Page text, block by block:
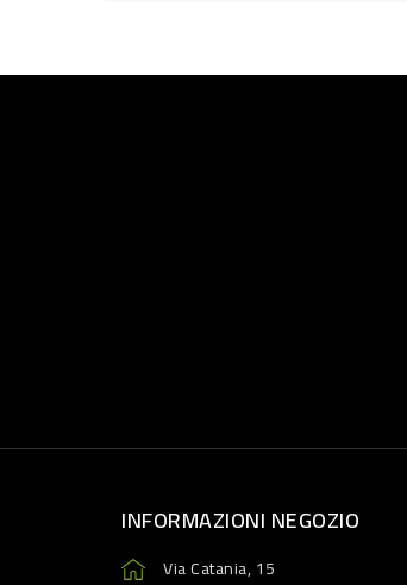
INFORMAZIONI NEGOZIO
Via Catania, 15